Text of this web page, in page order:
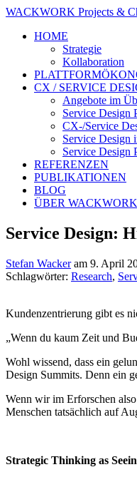
WACKWORK Projects &
HOME
Strategie
Kollaboration
CX / SERVICE
Angebote im
Service Design
CX-/Service
Service Design
Service Design
REFERENZEN
PUBLIKATIONEN
BLOG
ÜBER
Service Design:
Stefan Wackeram 9. April
Schlagwörter: Research,
Kundenzentrierung gibt es
„Wenn du kaum Zeit und
Wohl wissend, dass ein
Design Summits. Denn ein
Wenn wir im Erforschen
Menschen tatsächlich auf
Strategic Thinking as